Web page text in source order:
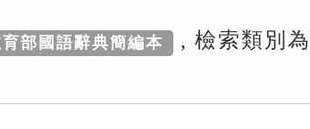
部國語辭典簡編本 , 檢索類別為